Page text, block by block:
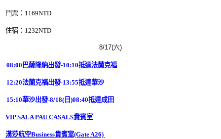
門票：1169NTD
住宿：1232NTD
8/17(六)
08:00巴薩隆納出發-10:10抵達法蘭克福
12:20法蘭克福出發-13:55抵達華沙
15:10華沙出發-8/18(日)08:40抵達成田
VIP SALA PAU CASALS貴賓室
漢莎航空Business貴賓室(Gate A26)